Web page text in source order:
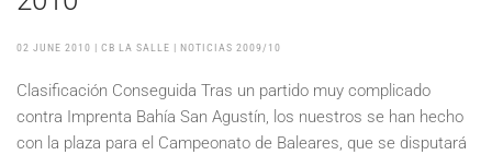
02 JUNE 2010 | CB LA SALLE | NOTICIAS 2009/10
Clasificación Conseguida Tras un partido muy complicado
contra Imprenta Bahía San Agustín, los nuestros se han hecho
con la plaza para el Campeonato de Baleares, que se disputará